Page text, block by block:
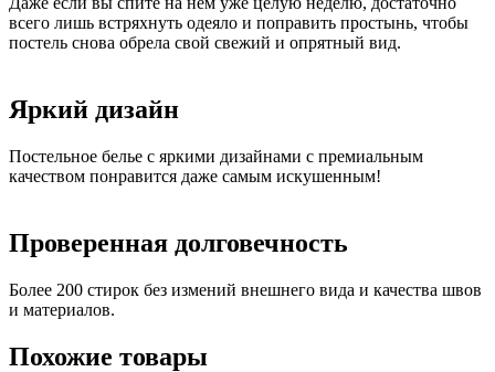
всего лишь встряхнуть одеяло и поправить простынь, чтобы
постель снова обрела свой свежий и опрятный вид.
Яркий дизайн
Постельное белье с яркими дизайнами с премиальным
качеством понравится даже самым искушенным!
Проверенная долговечность
Более 200 стирок без измений внешнего вида и качества швов
и материалов.
Похожие товары